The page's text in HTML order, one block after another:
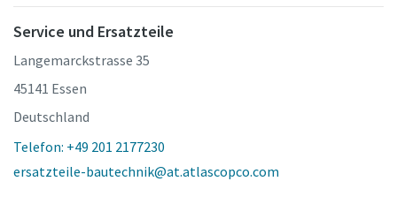
Service und Ersatzteile
Langemarckstrasse 35
45141 Essen
Deutschland
Telefon: +49 201 2177230
ersatzteile-bautechnik@at.atlascopco.com